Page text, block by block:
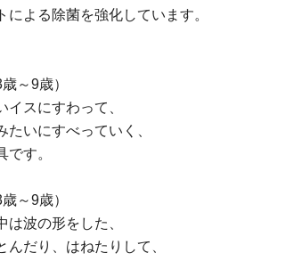
よる除菌を強化しています。
～9歳）
スにすわって、
たいにすべっていく、
す。
～9歳）
は波の形をした、
だり、はねたりして、